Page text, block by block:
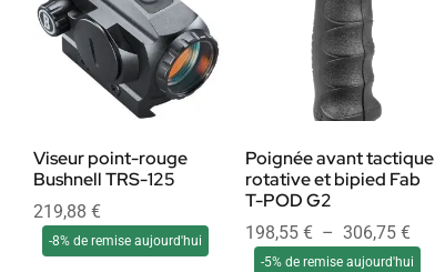
Viseur point-rouge
Bushnell TRS-125
219,88 €
-8% de remise aujourd'hui
Poignée avant tactique
rotative et bipied Fab
T-POD G2
198,55€ – 306,75€
-5% de remise aujourd'hui